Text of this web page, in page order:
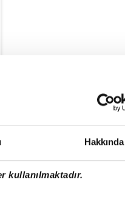
Hakkında